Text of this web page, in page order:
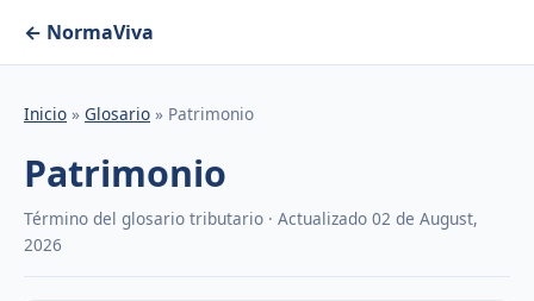
← NormaViva
Inicio » Glosario » Patrimonio
Patrimonio
Término del glosario tributario · Actualizado 02 de August,
2026